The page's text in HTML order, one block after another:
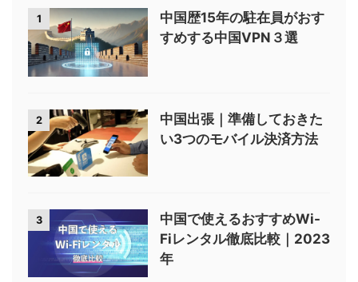
1
中国歴15年の駐在員がおす
すめする中国VPN３選
2
中国出張｜準備しておきた
い3つのモバイル決済方法
3
中国で使えるおすすめWi-
Fiレンタル徹底比較｜2023
年